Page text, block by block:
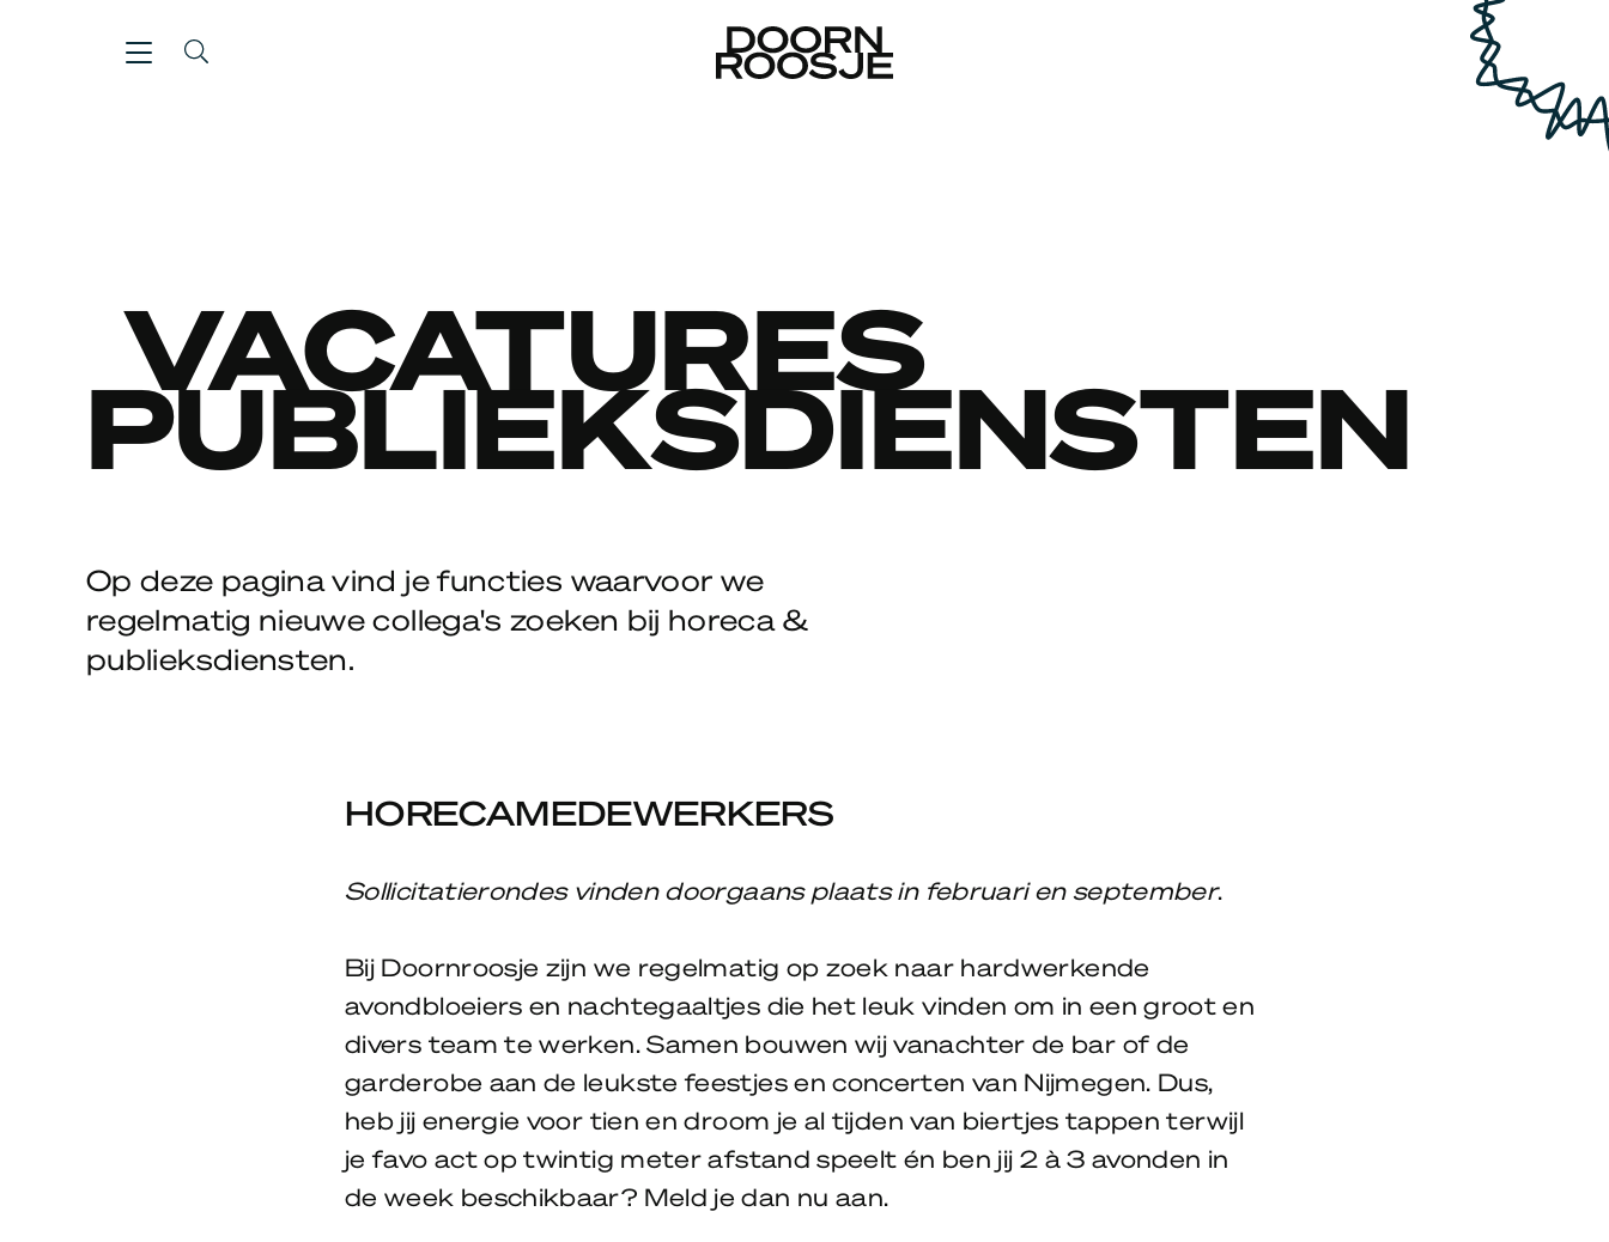
VACATURES
PUBLIEKSDIENSTEN
Op deze pagina vind je functies waarvoor we
regelmatig nieuwe collega's zoeken bij horeca &
publieksdiensten.
HORECAMEDEWERKERS
Sollicitatierondes vinden doorgaans plaats in februari en september.
Bij Doornroosje zijn we regelmatig op zoek naar hardwerkende
avondbloeiers en nachtegaaltjes die het leuk vinden om in een groot en
divers team te werken. Samen bouwen wij vanachter de bar of de
garderobe aan de leukste feestjes en concerten van Nijmegen. Dus,
heb jij energie voor tien en droom je al tijden van biertjes tappen terwijl
je favo act op twintig meter afstand speelt én ben jij 2 à 3 avonden in
de week beschikbaar? Meld je dan nu aan.